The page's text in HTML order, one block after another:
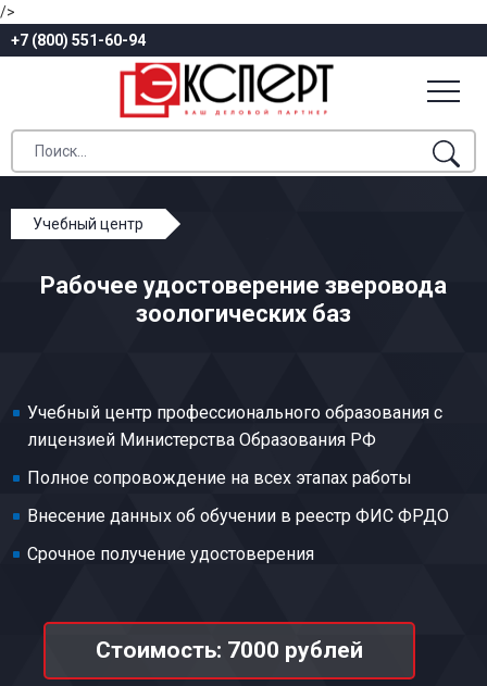
/>
+7 (800) 551-60-94
Учебный центр
Киностудии и предприятия, организации
телевидения и радиовещания
Рабочее удостоверение зверовода
зоологических баз
Учебный центр профессионального образования с
лицензией Министерства Образования РФ
Полное сопровождение на всех этапах работы
Внесение данных об обучении в реестр ФИС ФРДО
Срочное получение удостоверения
Стоимость: 7000 рублей